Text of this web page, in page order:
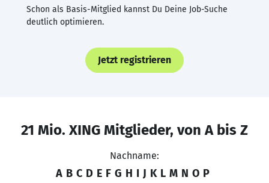
Schon als Basis-Mitglied kannst Du Deine Job-Suche
deutlich optimieren.
Jetzt registrieren
21 Mio. XING Mitglieder, von A bis Z
Nachname:
A B C D E F G H I J K L M N O P